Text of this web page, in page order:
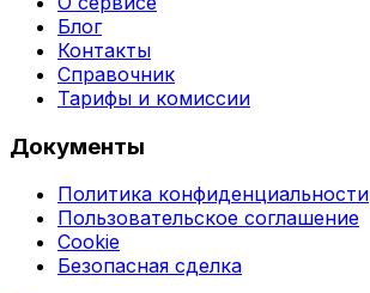
Блог
Контакты
Справочник
Тарифы и комиссии
Документы
Политика конфиденциальности
Пользовательское соглашение
Cookie
Безопасная сделка